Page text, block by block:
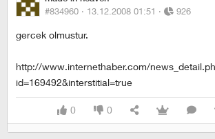
#834960 · 13.12.2008 01:51 · 926
gercek olmustur.
http://www.internethaber.com/
id=169492&interstitial=true
0 0